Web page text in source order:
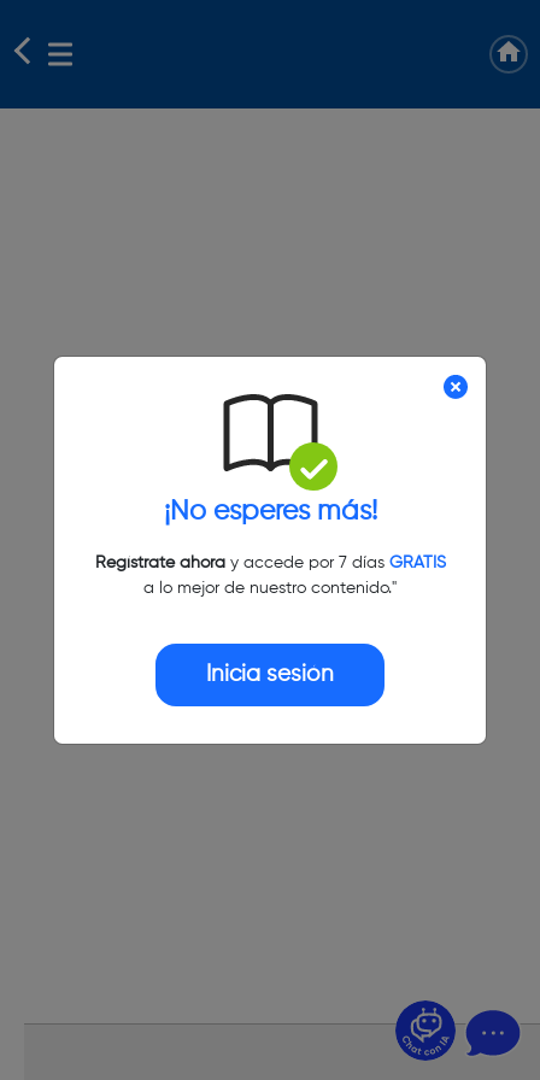
¡No esperes más!
Regístrate ahoray accede por 7 días GRATIS
a lo mejor de nuestro contenido."
Inicia sesión